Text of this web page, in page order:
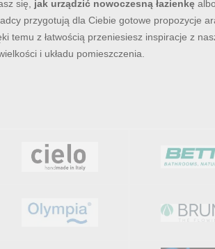
się, jak urządzić nowoczesną łazienkę albo
przygotują dla Ciebie gotowe propozycje
temu z łatwością przeniesiesz inspiracje z
i układu pomieszczenia.